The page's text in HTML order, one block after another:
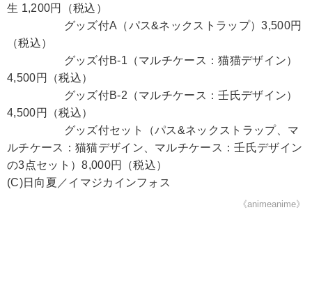
生 1,200円（税込）
グッズ付A（パス&ネックストラップ）3,500円
（税込）
グッズ付B-1（マルチケース：猫猫デザイン）
4,500円（税込）
グッズ付B-2（マルチケース：壬氏デザイン）
4,500円（税込）
グッズ付セット（パス&ネックストラップ、マ
ルチケース：猫猫デザイン、マルチケース：壬氏デザイン
の3点セット）8,000円（税込）
(C)日向夏／イマジカインフォス
《animeanime》